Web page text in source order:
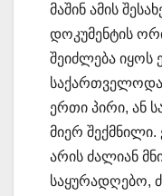
მაშინ ამის
დოკუმენტის
შეიძლება იყოს
ერთი პირი, ან
მიერ
არის ძალიან
საყურადღებო,